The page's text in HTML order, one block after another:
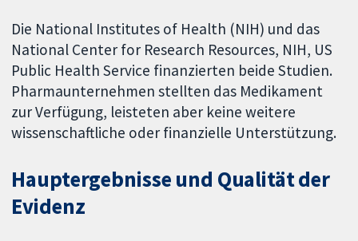
Die National Institutes of Health (NIH) und das
National Center for Research Resources, NIH, US
Public Health Service finanzierten beide Studien.
Pharmaunternehmen stellten das Medikament
zur Verfügung, leisteten aber keine weitere
wissenschaftliche oder finanzielle Unterstützung.
Hauptergebnisse und Qualität der
Evidenz